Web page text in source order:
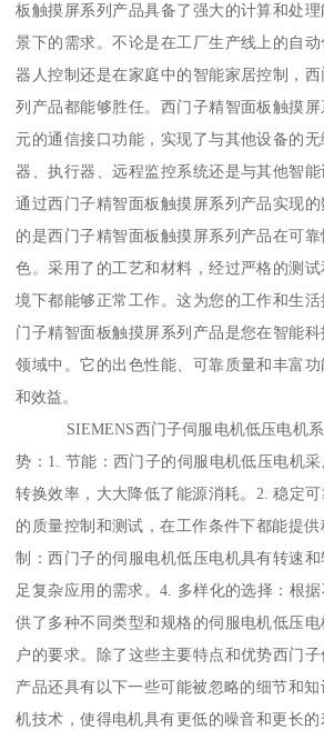
板触摸屏系列产品具备了强大的计算和处
景下的需求。不论是在工厂生产线上的自
器人控制还是在家庭中的智能家居控制，
列产品都能够胜任。西门子精智面板触摸
元的通信接口功能，实现了与其他设备的
器、执行器、远程监控系统还是与其他智
通过西门子精智面板触摸屏系列产品实现
的是西门子精智面板触摸屏系列产品在可
色。采用了的工艺和材料，经过严格的测
境下都能够正常工作。这为您的工作和生
门子精智面板触摸屏系列产品是您在智能
领域中。它的出色性能、可靠质量和丰富
和效益。
SIEMENS西门子伺服电机低压电机系
势：1. 节能：西门子的伺服电机低压电机
转换效率，大大降低了能源消耗。2. 稳定
的质量控制和测试，在工作条件下都能提
制：西门子的伺服电机低压电机具有转速
足复杂应用的需求。4. 多样化的选择：根
供了多种不同类型和规格的伺服电机低压
户的要求。除了这些主要特点和优势西门
产品还具有以下一些可能被忽略的细节和
机技术，使得电机具有更低的噪音和更长